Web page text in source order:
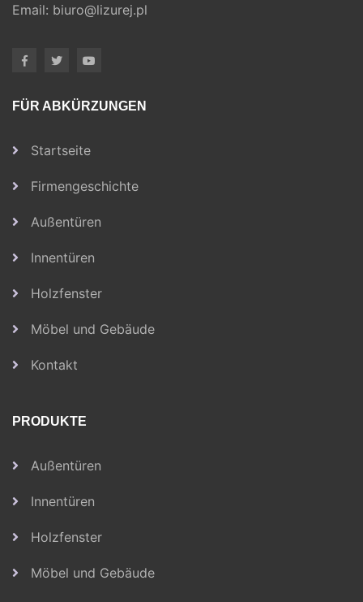
Email: biuro@lizurej.pl
FÜR ABKÜRZUNGEN
Startseite
Firmengeschichte
Außentüren
Innentüren
Holzfenster
Möbel und Gebäude
Kontakt
PRODUKTE
Außentüren
Innentüren
Holzfenster
Möbel und Gebäude